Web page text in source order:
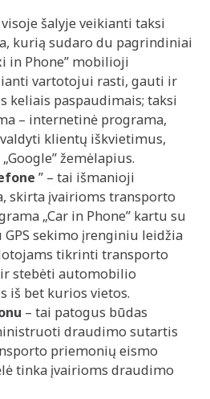
visoje šalyje veikianti taksi
kurią sudaro du pagrindiniai
in Phone” mobilioji
vartotojui rasti, gauti ir
keliais paspaudimais; taksi
– internetinė programa,
klientų iškvietimus,
žemėlapius.
” – tai išmanioji
skirta įvairioms transporto
„Car in Phone” kartu su
sekimo įrenginiu leidžia
tikrinti transporto
stebėti automobilio
iš bet kurios vietos.
– tai patogus būdas
draudimo sutartis
priemonių eismo
tinka įvairioms draudimo